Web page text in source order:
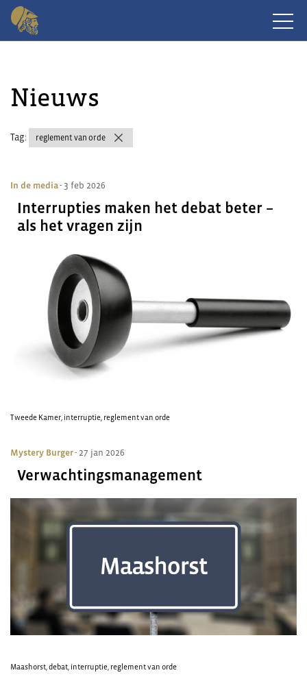
Nieuws
Tag: reglement van orde
In de media- 3 feb 2026
Interrupties maken het debat beter –
als het vragen zijn
Tweede Kamer, interruptie, reglement van orde
Mystery Burger- 27 jan 2026
Verwachtingsmanagement
Maashorst,debat, interruptie, reglement van orde